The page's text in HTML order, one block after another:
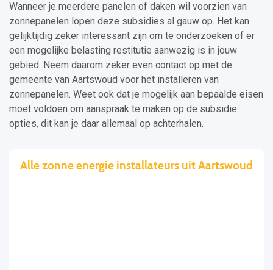
Wanneer je meerdere panelen of daken wil voorzien van
zonnepanelen lopen deze subsidies al gauw op. Het kan
gelijktijdig zeker interessant zijn om te onderzoeken of er
een mogelijke belasting restitutie aanwezig is in jouw
gebied. Neem daarom zeker even contact op met de
gemeente van Aartswoud voor het installeren van
zonnepanelen. Weet ook dat je mogelijk aan bepaalde eisen
moet voldoen om aanspraak te maken op de subsidie
opties, dit kan je daar allemaal op achterhalen.
Alle zonne energie installateurs uit Aartswoud